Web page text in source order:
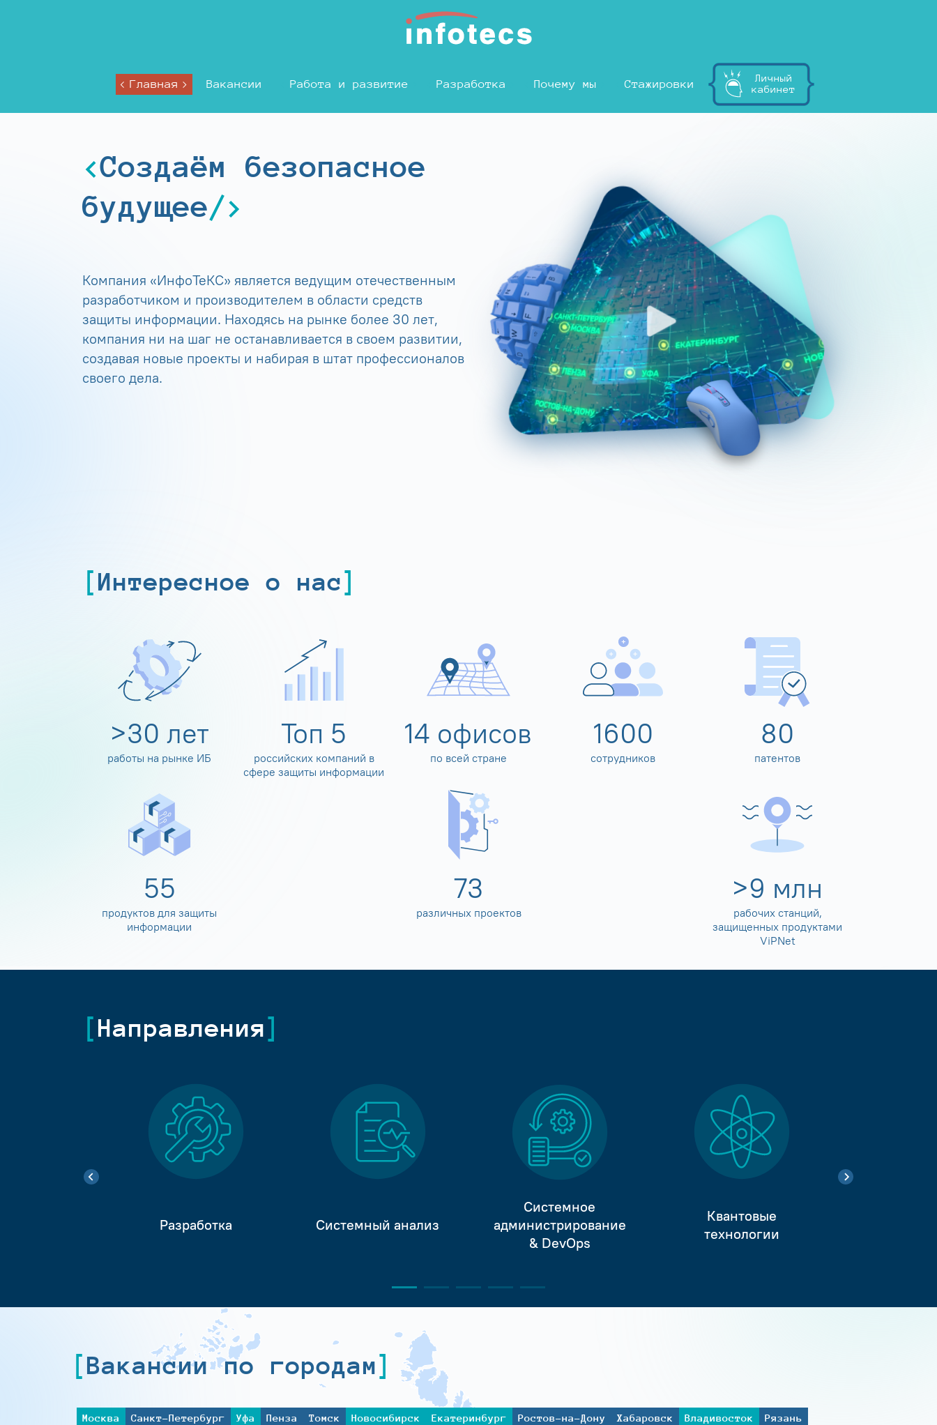
Главная Вакансии Работа и развитие Разработка Почему мы Стажировки
Личный
кабинет
Создаём безопасное
будущее
Компания «ИнфоТеКС» является ведущим отечественным
разработчиком и производителем в области средств
защиты информации. Находясь на рынке более 30 лет,
компания ни на шаг не останавливается в своем развитии,
создавая новые проекты и набирая в штат профессионалов
своего дела.
Интересное о нас
>30 лет
работы на рынке ИБ
Топ 5
российских компаний в
сфере защиты информации
14 офисов
по всей стране
1600
сотрудников
80
патентов
60
продуктов для защиты
информации
80
различных проектов
>10 млн
рабочих станций,
защищенных продуктами
ViPNet
Направления
Разработка Системный анализ
Системное
администрирование
& DevOps
Квантовые
технологии
Вакансии по городам
Москва Санкт-Петербург Уфа Пенза Томск Новосибирск Екатеринбург Ростов-на-Дону Хабаровск Владивосток
Рязань